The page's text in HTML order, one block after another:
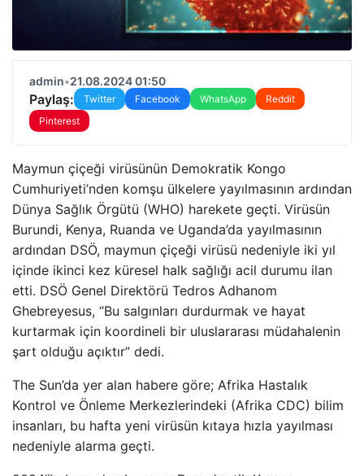
admin•21.08.2024 01:50
Paylaş: Twitter Facebook WhatsApp
Reddit
Pinterest
Maymun çiçeği virüsünün Demokratik Kongo
Cumhuriyeti’nden komşu ülkelere yayılmasının ardından
Dünya Sağlık Örgütü (WHO) harekete geçti. Virüsün
Burundi, Kenya, Ruanda ve Uganda’da yayılmasının
ardından DSÖ, maymun çiçeği virüsü nedeniyle iki yıl
içinde ikinci kez küresel halk sağlığı acil durumu ilan
etti. DSÖ Genel Direktörü Tedros Adhanom
Ghebreyesus, “Bu salgınları durdurmak ve hayat
kurtarmak için koordineli bir uluslararası müdahalenin
şart olduğu açıktır” dedi.
The Sun’da yer alan habere göre; Afrika Hastalık
Kontrol ve Önleme Merkezlerindeki (Afrika CDC) bilim
insanları, bu hafta yeni virüsün kıtaya hızla yayılması
nedeniyle alarma geçti.